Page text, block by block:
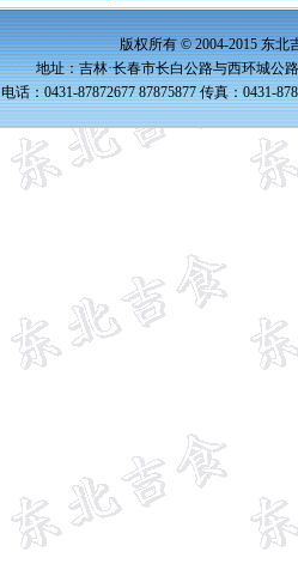
版权所有 © 2004-2015 东北
地址：吉林·长春市长白公路与西环城公
电话：0431-87872677 87875877 传真：0431-